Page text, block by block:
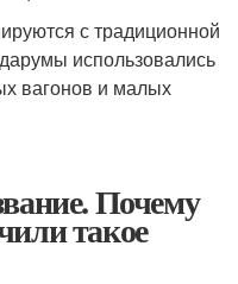
с традиционной
использовались
вагонов и малых
Почему
такое